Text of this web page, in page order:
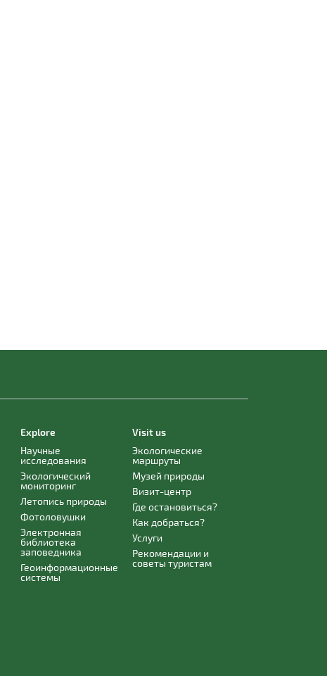
Explore
Научные
исследования
Экологический
мониторинг
Летопись природы
Фотоловушки
Электронная
библиотека
заповедника
Геоинформационные
системы
Visit us
Экологические
маршруты
Музей природы
Визит-центр
Где остановиться?
Как добраться?
Услуги
Рекомендации и
советы туристам